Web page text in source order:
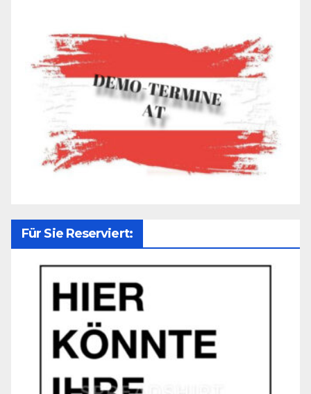
Für Sie Reserviert: